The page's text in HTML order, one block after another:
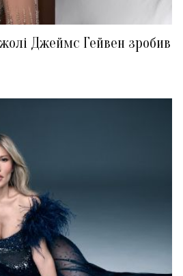
Джеймс Гейвен зробив